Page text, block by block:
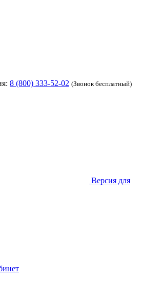
8 (800) 333-52-02 (Звонок бесплатный)
Версия для